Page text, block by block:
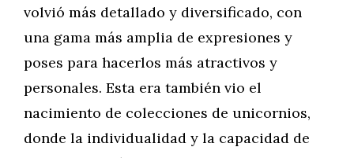
volvió más detallado y diversificado, con
una gama más amplia de expresiones y
poses para hacerlos más atractivos y
personales. Esta era también vio el
nacimiento de colecciones de unicornios,
donde la individualidad y la capacidad de